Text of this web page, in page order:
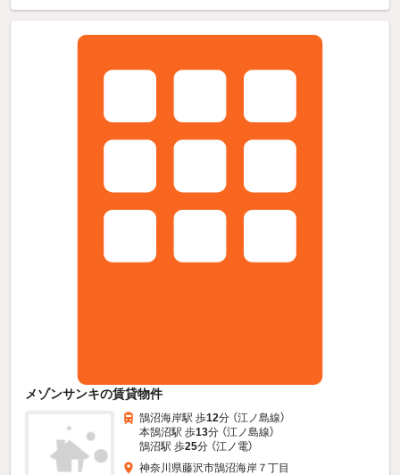
メゾンサンキの賃貸物件
鵠沼海岸駅 歩12分 （江ノ島線）
本鵠沼駅 歩13分 （江ノ島線）
鵠沼駅 歩25分 （江ノ電）
神奈川県藤沢市鵠沼海岸７丁目